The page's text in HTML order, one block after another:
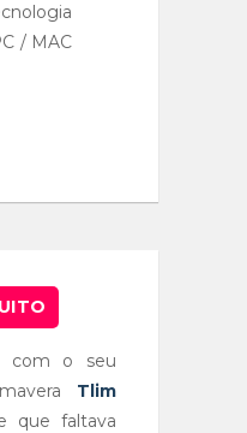
/ MAC
com o seu
Tlim
que faltava